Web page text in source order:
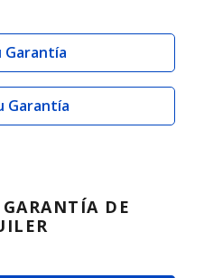
Garantía
Garantía
DE